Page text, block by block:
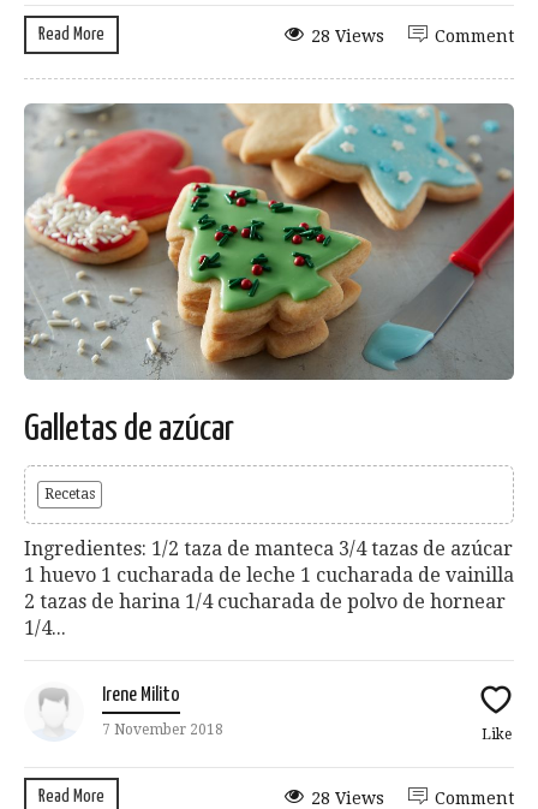
Read More Comment
28 Views
Galletas de azúcar
Recetas
Ingredientes: 1/2 taza de manteca 3/4 tazas de azúcar
1 huevo 1 cucharada de leche 1 cucharada de vainilla
2 tazas de harina 1/4 cucharada de polvo de hornear
1/4...
Irene Milito
7 November 2018 Like
Read More Comment
28 Views